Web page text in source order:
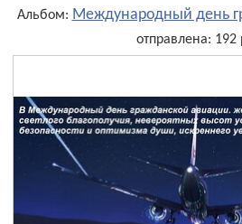
Альбом: Международный день
отправлена: 192